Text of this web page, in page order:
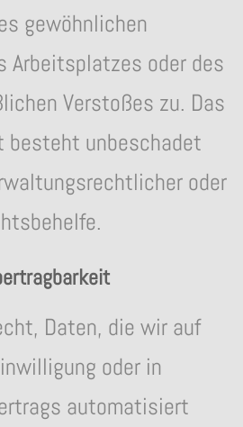
gewöhnlichen
Arbeitsplatzes oder des
Verstoßes zu. Das
besteht unbeschadet
oder
Daten, die wir auf
oder in
automatisiert